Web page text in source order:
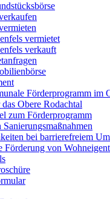
vermietet
verkauft
Förderprogramm im
Obere Rodachtal
zum Förderprogramm
bei barrierefreiem
Förderung von